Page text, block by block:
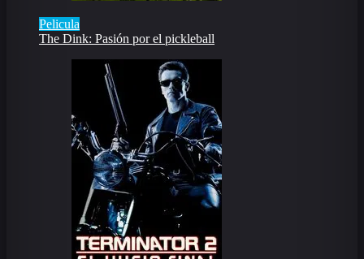
Pelicula
The Dink: Pasión por el pickleball